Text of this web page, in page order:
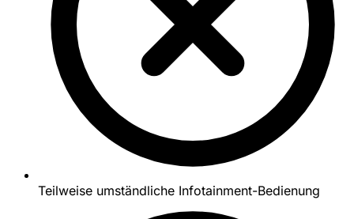
Teilweise umständliche Infotainment-Bedienung